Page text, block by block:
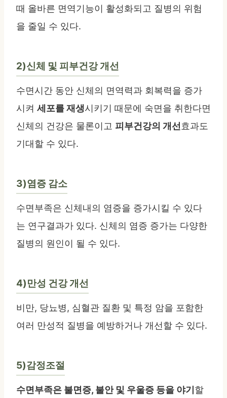
때 올바른 면역기능이 활성화되고 질병의 위험
을 줄일 수 있다.
2)신체 및 피부건강 개선
수면시간 동안 신체의 면역력과 회복력을 증가
시켜 세포를 재생시키기 때문에 숙면을 취한다면
신체의 건강은 물론이고 피부건강의 개선효과도
기대할 수 있다.
3)염증 감소
수면부족은 신체내의 염증을 증가시킬 수 있다
는 연구결과가 있다. 신체의 염증 증가는 다양한
질병의 원인이 될 수 있다.
4)만성 건강 개선
비만, 당뇨병, 심혈관 질환 및 특정 암을 포함한
여러 만성적 질병을 예방하거나 개선할 수 있다.
5)감정조절
수면부족은 불면증, 불안 및 우울증 등을 야기할